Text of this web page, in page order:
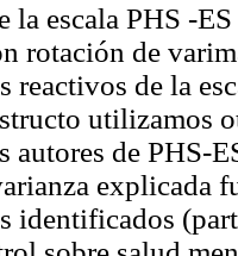
la escala PHS -
rotación de
reactivos de la
utilizamos
autores de PHS-
explicada
identificados